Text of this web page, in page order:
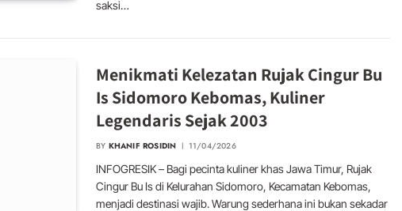
saksi…
Menikmati Kelezatan Rujak Cingur Bu
Is Sidomoro Kebomas, Kuliner
Legendaris Sejak 2003
BY KHANIF ROSIDIN 11/04/2026
INFOGRESIK – Bagi pecinta kuliner khas Jawa Timur, Rujak
Cingur Bu Is di Kelurahan Sidomoro, Kecamatan Kebomas,
menjadi destinasi wajib. Warung sederhana ini bukan sekadar